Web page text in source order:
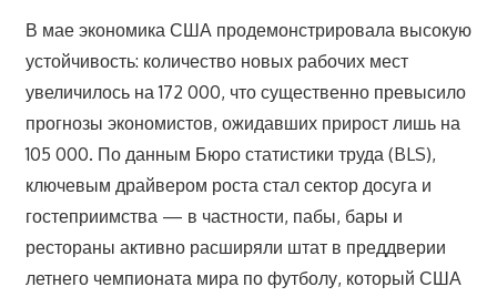
В мае экономика США продемонстрировала высокую
устойчивость: количество новых рабочих мест
увеличилось на 172 000, что существенно превысило
прогнозы экономистов, ожидавших прирост лишь на
105 000. По данным Бюро статистики труда (BLS),
ключевым драйвером роста стал сектор досуга и
гостеприимства — в частности, пабы, бары и
рестораны активно расширяли штат в преддверии
летнего чемпионата мира по футболу, который США